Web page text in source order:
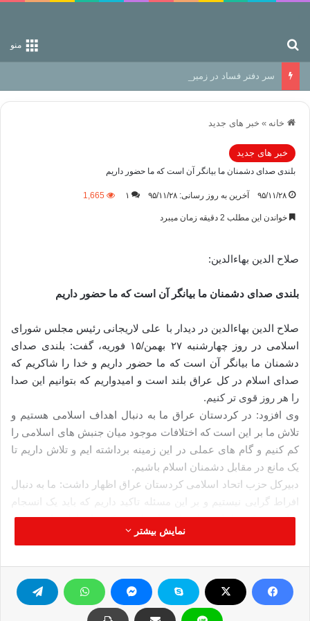
منو
سر دفتر فساد در زمین‌، دوری وکناره‌گیری از راه خداست‌!
خانه » خبر های جدید
خبر های جدید
بلندی صدای دشمنان ما بیانگر آن است که ما حضور داریم
۹۵/۱۱/۲۸ آخرین به روز رسانی: ۹۵/۱۱/۲۸ ۱ 1,665
خواندن این مطلب 2 دقیقه زمان میبرد
صلاح الدین بهاءالدین:
بلندی صدای دشمنان ما بیانگر آن است که ما حضور داریم
صلاح الدین بهاءالدین در دیدار با علی لاریجانی رئیس مجلس شورای
اسلامی در روز چهارشنبه ۲۷ بهمن/۱۵ فوریه‌، گفت: بلندی صدای
دشمنان ما بیانگر آن است که ما حضور داریم و خدا را شاکریم که
صدای اسلام در کل عراق بلند است و امیدواریم که بتوانیم این صدا
را هر روز قوی تر کنیم.
وی افزود: در کردستان عراق ما به دنبال اهداف اسلامی هستیم و
تلاش ما بر این است که اختلافات موجود میان جنبش های اسلامی را
کم کنیم و گام های عملی در این زمینه برداشته ایم و تلاش داریم تا
یک مانع در مقابل دشمنان اسلام باشیم.
دبیرکل حزب اتحاد اسلامی کردستان عراق اظهار داشت: ما به دنبال
افراط گرایی نیستیم و بر این مسئله تاکید داریم که باید یک انسجام
میان خود کردها باشد تا بتوانند با دولت مرکزی ارتباط مناسب تر و
ما اکنون تلاش داریم تا مجددا آن را تشکیل دهیم و این کار جز با کنار
گذاشتن اختلافات و نزدیک کردن دیدگاه ها میسر نخواهد شد و
همچنین امیدوارم که که بتوانیم در هدف مشترکی که داریم و آنهم
نمایش بیشتر